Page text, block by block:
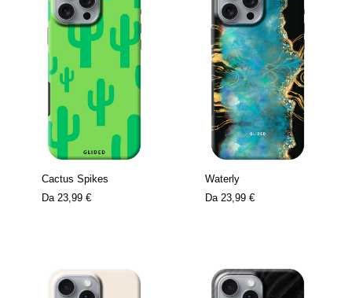
Cactus Spikes
Da 23,99 €
Waterly
Da 23,99 €